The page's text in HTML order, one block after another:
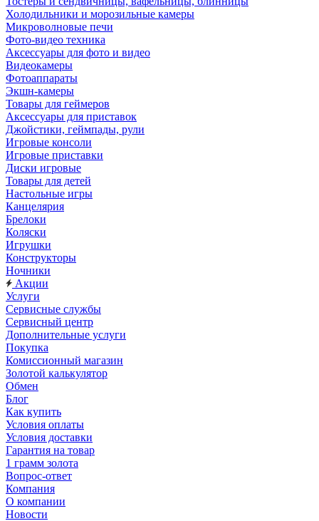
Холодильники и морозильные камеры
Микроволновые печи
Фото-видео техника
Аксессуары для фото и видео
Видеокамеры
Фотоаппараты
Экшн-камеры
Товары для геймеров
Аксессуары для приставок
Джойстики, геймпады, рули
Игровые консоли
Игровые приставки
Диски игровые
Товары для детей
Настольные игры
Канцелярия
Брелоки
Коляски
Игрушки
Конструкторы
Ночники
Акции
Услуги
Сервисные службы
Сервисный центр
Дополнительные услуги
Покупка
Комиссионный магазин
Золотой калькулятор
Обмен
Блог
Как купить
Условия оплаты
Условия доставки
Гарантия на товар
1 грамм золота
Вопрос-ответ
Компания
О компании
Новости